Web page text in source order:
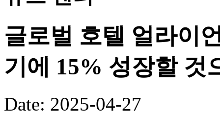
글로벌 호텔 얼라이
기에 15% 성장할 것
Date: 2025-04-27